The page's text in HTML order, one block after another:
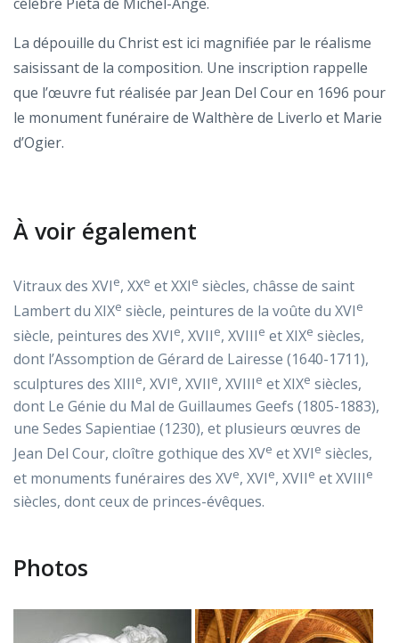
La dépouille du Christ est ici magnifiée par le réalisme
saisissant de la composition. Une inscription rappelle
que l’œuvre fut réalisée par Jean Del Cour en 1696 pour
le monument funéraire de Walthère de Liverlo et Marie
d’Ogier.
À voir également
Vitraux des XVIe, XXe et XXIe siècles, châsse de saint
Lambert du XIXe siècle, peintures de la voûte du XVIe
siècle, peintures des XVIe, XVIIe, XVIIIe et XIXe siècles,
dont l’Assomption de Gérard de Lairesse (1640-1711),
sculptures des XIIIe, XVIe, XVIIe, XVIIIe et XIXe siècles,
dont Le Génie du Mal de Guillaumes Geefs (1805-1883),
une Sedes Sapientiae (1230), et plusieurs œuvres de
Jean Del Cour, cloître gothique des XVe et XVIe siècles,
et monuments funéraires des XVe, XVIe, XVIIe et XVIIIe
siècles, dont ceux de princes-évêques.
Photos